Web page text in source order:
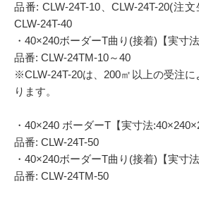
品番: CLW-24T-10、CLW-24T-20(注文
CLW-24T-40
・40×240ボーダーT曲り(接着)【実寸
品番: CLW-24TM-10～40
※CLW-24T-20は、200㎡以上の受注
ります。
・40×240 ボーダーT【実寸法
品番: CLW-24T-50
・40×240ボーダーT曲り(接着)【実寸
品番: CLW-24TM-50